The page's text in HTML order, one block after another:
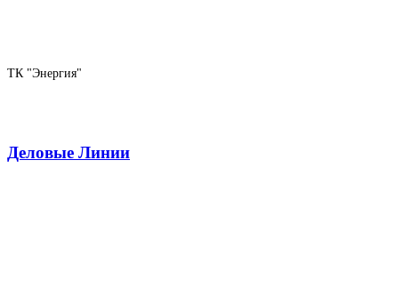
ТК "Энергия"
Деловые Линии